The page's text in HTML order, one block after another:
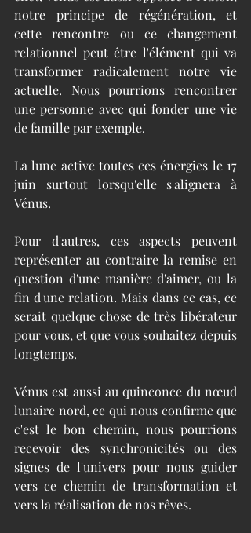
notre principe de régénération, et
cette rencontre ou ce changement
relationnel peut être l'élément qui va
transformer radicalement notre vie
actuelle. Nous pourrions rencontrer
une personne avec qui fonder une vie
de famille par exemple.
La lune active toutes ces énergies le 17
juin surtout lorsqu'elle s'alignera à
Vénus.
Pour d'autres, ces aspects peuvent
représenter au contraire la remise en
question d'une manière d'aimer, ou la
fin d'une relation. Mais dans ce cas, ce
serait quelque chose de très libérateur
pour vous, et que vous souhaitez depuis
longtemps.
Vénus est aussi au quinconce du nœud
lunaire nord, ce qui nous confirme que
c'est le bon chemin, nous pourrions
recevoir des synchronicités ou des
signes de l'univers pour nous guider
vers ce chemin de transformation et
vers la réalisation de nos rêves.